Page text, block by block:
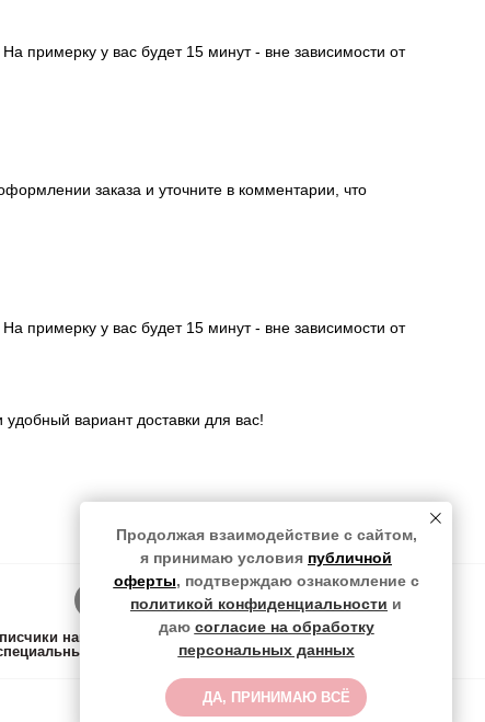
Продолжая взаимодействие с сайтом,
я принимаю условия публичной
оферты, подтверждаю ознакомление с
политикой конфиденциальности и
даю согласие на обработку
персональных данных
ДА, ПРИНИМАЮ ВСЁ
примерку у вас будет 15 минут - вне зависимости от
заказа и уточните в комментарии, что
примерку у вас будет 15 минут - вне зависимости от
вариант доставки для вас!
Подписаться
нашего тг-канала в курсе всех новинок,
предложений и жизни магазина